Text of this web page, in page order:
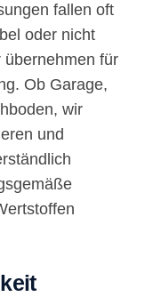
fallen oft
oder nicht
übernehmen für
Ob Garage,
wir
und